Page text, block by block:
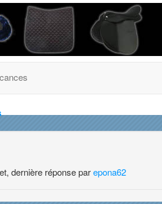
dernière réponse parepona62